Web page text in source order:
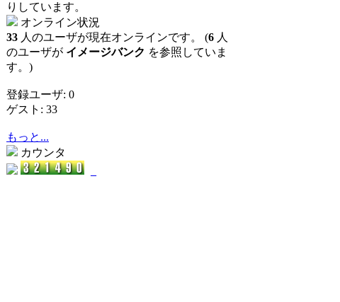
りしています。
オンライン状況
33 人のユーザが現在オンラインです。 (6 人
のユーザが イメージバンク を参照していま
す。)
登録ユーザ: 0
ゲスト: 33
もっと...
カウンタ